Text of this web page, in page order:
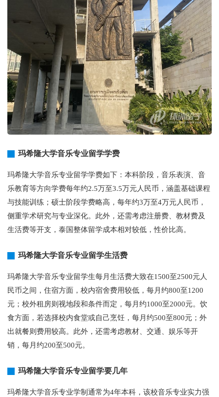
玛希隆大学音乐专业留学学费
玛希隆大学音乐专业留学学费如下：本科阶段，音乐表演、音
乐教育等方向学费每年约2.5万至3.5万元人民币，涵盖基础课程
与技能训练；硕士阶段学费略高，每年约3万至4万元人民币，
侧重学术研究与专业深化。此外，还需考虑注册费、教材费及
生活费等开支，泰国整体留学成本相对较低，性价比高。
玛希隆大学音乐专业留学生活费
玛希隆大学音乐专业留学生每月生活费大致在1500至2500元人
民币之间，住宿方面，校内宿舍费用较低，每月约800至1200
元；校外租房则视地段和条件而定，每月约1000至2000元。饮
食方面，若选择校内食堂或自己烹饪，每月约500至800元；外
出就餐则费用较高。此外，还需考虑教材、交通、娱乐等开
销，每月约200至500元。
玛希隆大学音乐专业留学要几年
玛希隆大学音乐专业学制通常为4年本科，该校音乐专业实力强